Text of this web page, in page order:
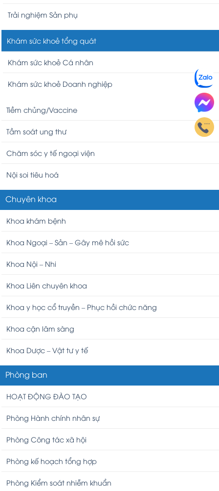
Trải nghiệm Sản phụ
Khám sức khoẻ tổng quát
Khám sức khoẻ Cá nhân
Khám sức khoẻ Doanh nghiệp
Tiềm chủng/Vaccine
Tầm soát ung thư
Chăm sóc y tế ngoại viện
Nội soi tiêu hoá
Chuyên khoa
Khoa khám bệnh
Khoa Ngoại – Sản – Gây mê hồi sức
Khoa Nội – Nhi
Khoa Liên chuyên khoa
Khoa y học cổ truyền – Phục hồi chức năng
Khoa cận lâm sàng
Khoa Dược – Vật tư y tế
Phòng ban
HOẠT ĐỘNG ĐÀO TẠO
Phòng Hành chính nhân sự
Phòng Công tác xã hội
Phòng kế hoạch tổng hợp
Phòng Kiểm soát nhiễm khuẩn